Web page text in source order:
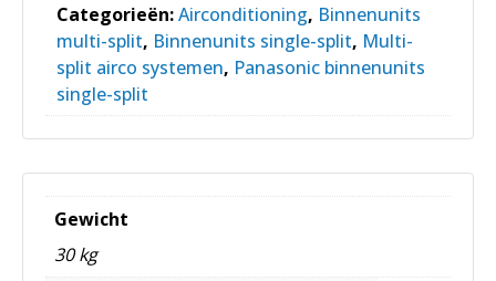
Categorieën:Airconditioning, Binnenunits
multi-split, Binnenunits single-split, Multi-
split airco systemen, Panasonic binnenunits
single-split
Gewicht
30 kg